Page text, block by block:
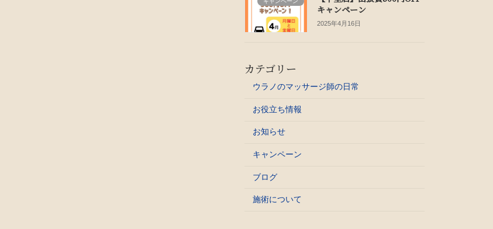
キャンペーン
2025年4月16日
カテゴリー
ウラノのマッサージ師の日常
お役立ち情報
お知らせ
キャンペーン
ブログ
施術について